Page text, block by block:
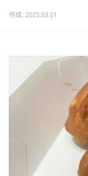
作成: 2023.03.01